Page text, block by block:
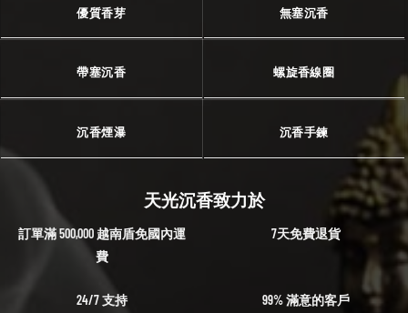
優質香芽 無塞沉香
帶塞沉香 螺旋香線圈
沉香煙瀑 沉香手鍊
天光沉香致力於
訂單滿 500,000 越南盾免國內運
費
7天免費退貨
24/7 支持 99% 滿意的客戶